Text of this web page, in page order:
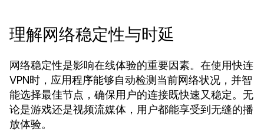
理解网络稳定性与时延
网络稳定性是影响在线体验的重要因素。在使用快连
VPN时，应用程序能够自动检测当前网络状况，并智
能选择最佳节点，确保用户的连接既快速又稳定。无
论是游戏还是视频流媒体，用户都能享受到无缝的播
放体验。